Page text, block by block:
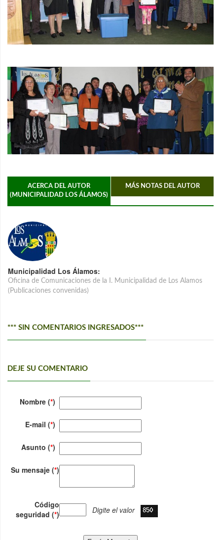
ACERCA DEL AUTOR
(MUNICIPALIDAD LOS ÁLAMOS)
MÁS NOTAS DEL AUTOR
Municipalidad Los Álamos:
Oficina de Comunicaciones de la I. Municipalidad de Los Alamos
(Publicaciones convenidas)
*** SIN COMENTARIOS INGRESADOS***
DEJE SU COMENTARIO
Nombre (*)
E-mail (*)
Asunto (*)
Su mensaje (*)
Código
seguridad (*) Digite el valor